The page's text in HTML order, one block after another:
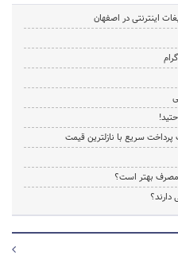
اینترنتی در اصفهان
سریع با نازلترین قیمت
مصرف بهتر است؟